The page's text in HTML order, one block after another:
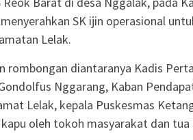
SK ijin operasional
Lelak.
rombongan diantaranya Kadis
Nggarang, Kaban
Lelak, kepala Puskesmas
oleh tokoh masyarakat dan